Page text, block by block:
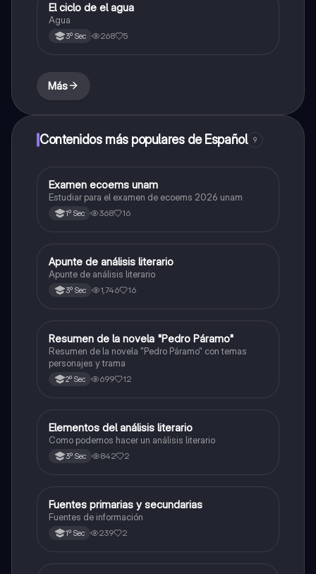
Biología
El ciclo de el agua
Agua
3º Sec 268 5
Más
Contenidos más populares de Español 9
Español
Examen ecoems unam
Estudiar para el examen de ecoems 2026 unam
1º Sec 368 16
Español
Apunte de análisis literario
Apunte de análisis literario
3º Sec 1,746 16
Español
Resumen de la novela "Pedro Páramo"
Resumen de la novela "Pedro Páramo" con temas
personajes y trama
2º Sec 699 12
Español
Elementos del análisis literario
Como podemos hacer un análisis literario
3º Sec 842 2
Español
Fuentes primarias y secundarias
Fuentes de información
1º Sec 239 2